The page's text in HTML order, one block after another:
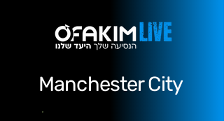
Manchester City